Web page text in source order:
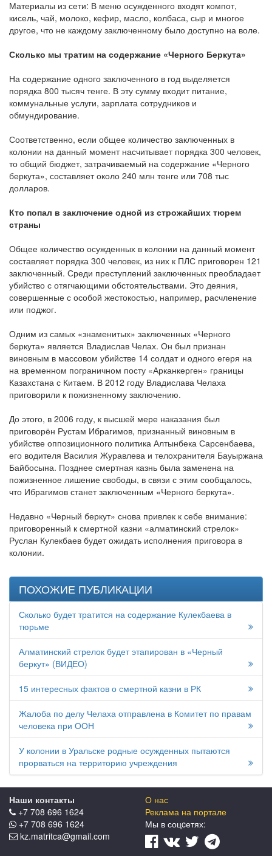
Материалы из сети: В меню осужденного входят компот,
кисель, чай, молоко, кефир, масло, колбаса, сыр и многое
другое, что не каждому заключенному было доступно на воле.
Сколько мы тратим на содержание «Черного Беркута»
На содержание одного заключенного в год выделяется
порядка 800 тысяч тенге. В эту сумму входит питание,
коммунальные услуги, зарплата сотрудников и
обмундирование.
Соответственно, если общее количество заключенных в
колонии на данный момент насчитывает порядка 300 человек,
то общий бюджет, затрачиваемый на содержание «Черного
беркута», составляет около 240 млн тенге или 708 тыс
долларов.
Кто попал в заключение одной из строжайших тюрем
страны
Общее количество осужденных в колонии на данный момент
составляет порядка 300 человек, из них к ПЛС приговорен 121
заключенный. Среди преступлений заключенных преобладает
убийство с отягчающими обстоятельствами. Это деяния,
совершенные с особой жестокостью, например, расчленение
или поджог.
Одним из самых «знаменитых» заключенных «Черного
беркута» является Владислав Челах. Он был признан
виновным в массовом убийстве 14 солдат и одного егеря на
на временном пограничном посту «Арканкерген» границы
Казахстана с Китаем. В 2012 году Владислава Челаха
приговорили к пожизненному заключению.
До этого, в 2006 году, к высшей мере наказания был
приговорён Рустам Ибрагимов, признанный виновным в
убийстве оппозиционного политика Алтынбека Сарсенбаева,
его водителя Василия Журавлева и телохранителя Бауыржана
Байбосына. Позднее смертная казнь была заменена на
пожизненное лишение свободы, в связи с этим сообщалось,
что Ибрагимов станет заключенным «Черного беркута».
Недавно «Черный беркут» снова привлек к себе внимание:
приговоренный к смертной казни «алматинский стрелок»
Руслан Кулекбаев будет ожидать исполнения приговора в
колонии.
ПОХОЖИЕ ПУБЛИКАЦИИ
Сколько будет тратится на содержание Кулекбаева в
тюрьме
Алматинский стрелок будет этапирован в «Черный
беркут» (ВИДЕО)
15 интересных фактов о смертной казни в РК
Жалоба по делу Челаха отправлена в Комитет по правам
человека при ООН
У колонии в Уральске родные осужденных пытаются
прорваться на территорию учреждения
Наши контакты
+7 708 696 1624
+7 708 696 1624
kz.matritca@gmail.com
О нас
Реклама на портале
Мы в соцcетях: